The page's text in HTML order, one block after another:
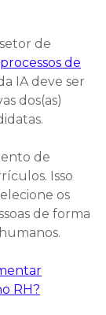
de
processos de
IA deve ser
dos(as)
de
Isso
os
de forma
RH?